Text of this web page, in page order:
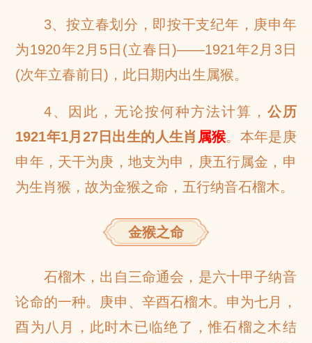
3、按立春划分，即按干支纪年，庚申年
为1920年2月5日(立春日)——1921年2月3日
(次年立春前日)，此日期内出生属猴。
4、因此，无论按何种方法计算， 公历
1921年1月27日出生的人生肖 属猴。本年是庚
申年，天干为庚，地支为申，庚五行属金，申
为生肖猴，故为金猴之命，五行纳音石榴木。
金猴之命
石榴木，出自三命通会，是六十甲子纳音
论命的一种。庚申、辛酉石榴木。申为七月，
酉为八月，此时木已临绝了，惟石榴之木结